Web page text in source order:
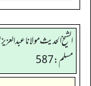
الشيخ الحديث مولانا
مسلم: 587